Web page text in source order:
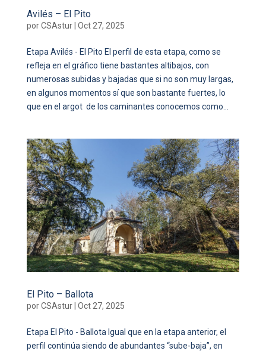
Avilés – El Pito
porCSAstur| Oct 27, 2025
Etapa Avilés - El Pito El perfil de esta etapa, como se
refleja en el gráfico tiene bastantes altibajos, con
numerosas subidas y bajadas que si no son muy largas,
en algunos momentos sí que son bastante fuertes, lo
que en el argot de los caminantes conocemos como...
El Pito – Ballota
porCSAstur| Oct 27, 2025
Etapa El Pito - Ballota Igual que en la etapa anterior, el
perfil continúa siendo de abundantes “sube-baja”, en